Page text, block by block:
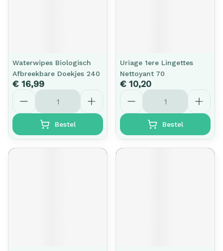
Waterwipes Biologisch
Afbreekbare Doekjes 240
€ 16,99
Aantal
Bestel
Uriage 1ere Lingettes
Nettoyant 70
€ 10,20
Aantal
Bestel